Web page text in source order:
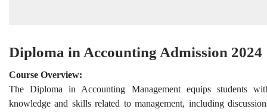
Diploma in Accounting Admission 2024
Course Overview:
The Diploma in Accounting Management equips students
knowledge and skills related to management, including